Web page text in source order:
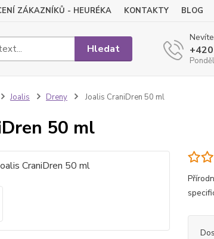
ZÁKAZNÍKŮ - HEURÉKA KONTAKTY BLOG
Hledat
Joalis Dreny Joalis CraniDren 50 ml
50 ml